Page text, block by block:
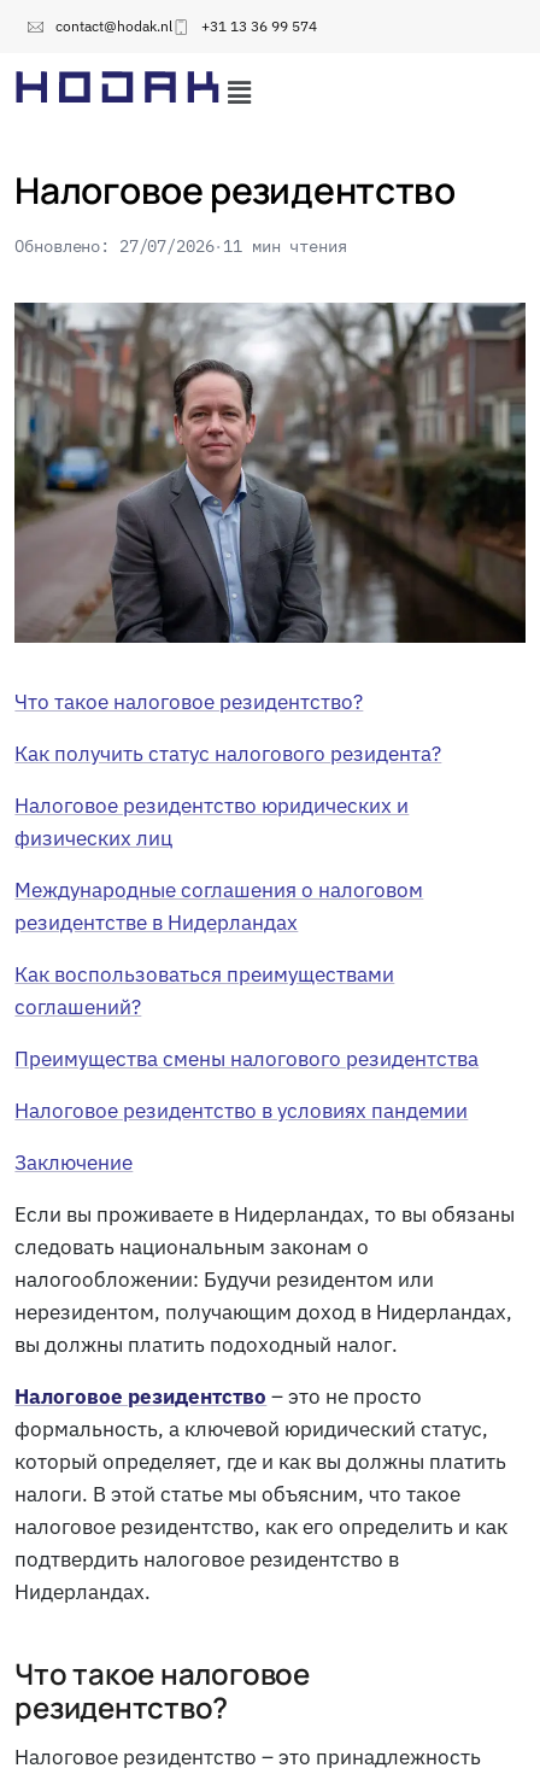
contact@hodak.nl +31 13 36 99 574
Налоговое резидентство
Обновлено: 27/07/2026 11 мин чтения
Что такое налоговое резидентство?
Как получить статус налогового резидента?
Налоговое резидентство юридических и
физических лиц
Международные соглашения о налоговом
резидентстве в Нидерландах
Как воспользоваться преимуществами
соглашений?
Преимущества смены налогового резидентства
Налоговое резидентство в условиях пандемии
Заключение
Если вы проживаете в Нидерландах, то вы обязаны
следовать национальным законам о
налогообложении: Будучи резидентом или
нерезидентом, получающим доход в Нидерландах,
вы должны платить подоходный налог.
Налоговое резидентство – это не просто
формальность, а ключевой юридический статус,
который определяет, где и как вы должны платить
налоги. В этой статье мы объясним, что такое
налоговое резидентство, как его определить и как
подтвердить налоговое резидентство в
Нидерландах.
Что такое налоговое
резидентство?
Налоговое резидентство – это принадлежность